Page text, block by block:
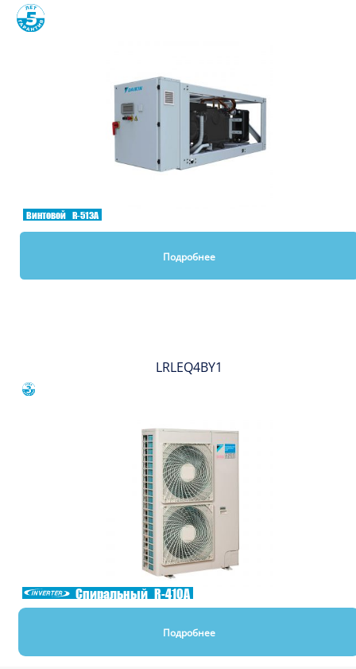
Винтовой R-513A
Подробнее
LRLEQ4BY1
Спиральный R-410A
Подробнее